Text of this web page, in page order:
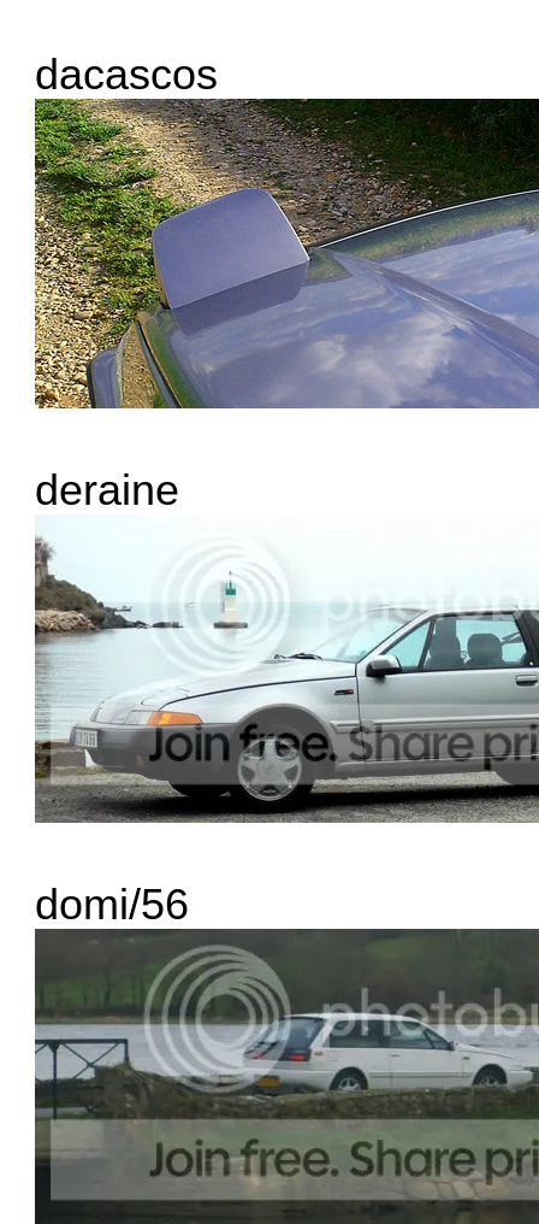
dacascos
deraine
domi/56